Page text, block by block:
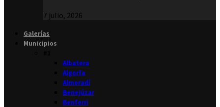
7 julio, 2026
Galerías
Municipios
Albatera
Algorfa
Almoradí
Benejúzar
Benferri